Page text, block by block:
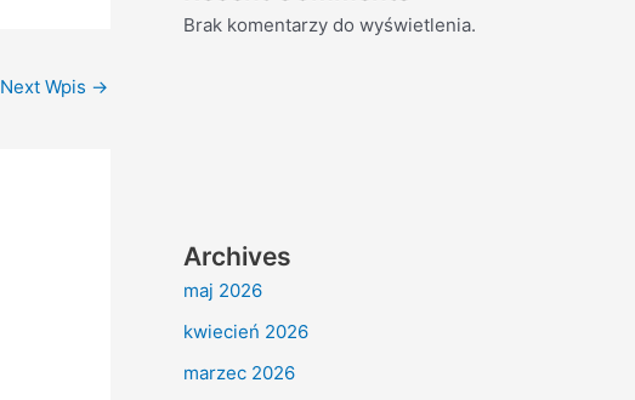
Next Wpis →
Brak komentarzy do wyświetlenia.
Archives
maj 2026
kwiecień 2026
marzec 2026